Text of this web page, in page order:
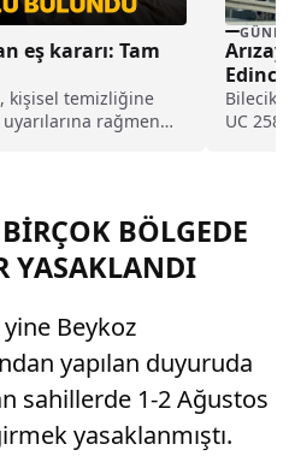
eş kararı: Tam
kişisel temizliğine
rağmen
verildi.
Edince
UC 258
BÖLGEDE
YASAKLANDI
Beykoz
yapılan duyuruda
sahillerde 1-2 Ağustos
yasaklanmıştı.